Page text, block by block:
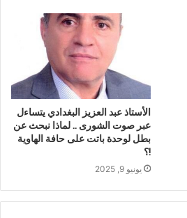
الأستاذ عبد العزيز البغدادي يتساءل
عبر صوت الشورى .. لماذا نبحث عن
بطل لوحدة باتت على حافة الهاوية
!؟
يونيو 9, 2025